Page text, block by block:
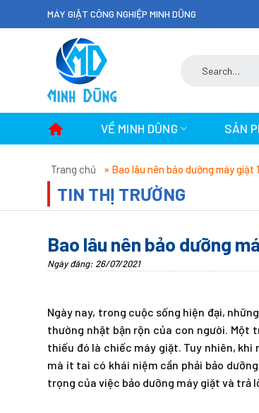
to
MÁY GIẶT CÔNG NGHIỆP MINH DŨNG
VỀ MINH DŨNG SẢN
Trang chủ » Bao lâu nên bảo dưỡng máy giặt
TIN THỊ TRƯỜNG
Bao lâu nên bảo dưỡng
Ngày đăng: 26/07/2021
Ngày nay, trong cuộc sống hiện đại,
thường nhật bận rộn của con người. Một
thiếu đó là chiếc máy giặt. Tuy nhiên,
mà ít tai có khái niệm cần phải bảo
trọng của việc bảo dưỡng máy giặt và trả